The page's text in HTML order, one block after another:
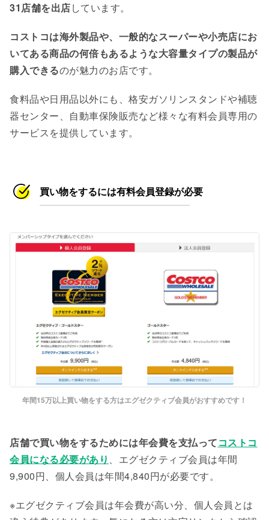
31店舗を出店しています。
コストコは海外製品や、一般的なスーパーや小売店にお
いてある商品の何倍もあるような大容量タイプの製品が
購入できるのが魅力のお店です。
食料品や日用品以外にも、格安ガソリンスタンドや補聴
器センター、自動車保険販売など様々な有料会員専用の
サービスを提供しています。
買い物をするには有料会員登録が必要
年間15万以上買い物をする方はエグゼクティブ会員がおすすめです！
店舗で買い物をするためには年会費を支払ってコストコ
会員になる必要があり 、エグゼクティブ会員は年間
9,900円、個人会員は年間4,840円が必要です。
※エグゼクティブ会員は年会費が高い分、個人会員とは